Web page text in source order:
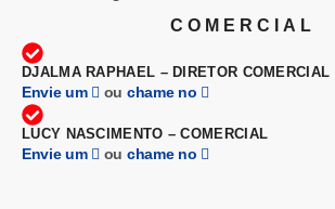
COMERCIAL
DJALMA RAPHAEL – DIRETOR COMERCIAL
Envie um ou chame no
LUCY NASCIMENTO – COMERCIAL
Envie um ou chame no